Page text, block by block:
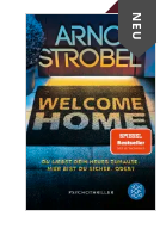
NEU